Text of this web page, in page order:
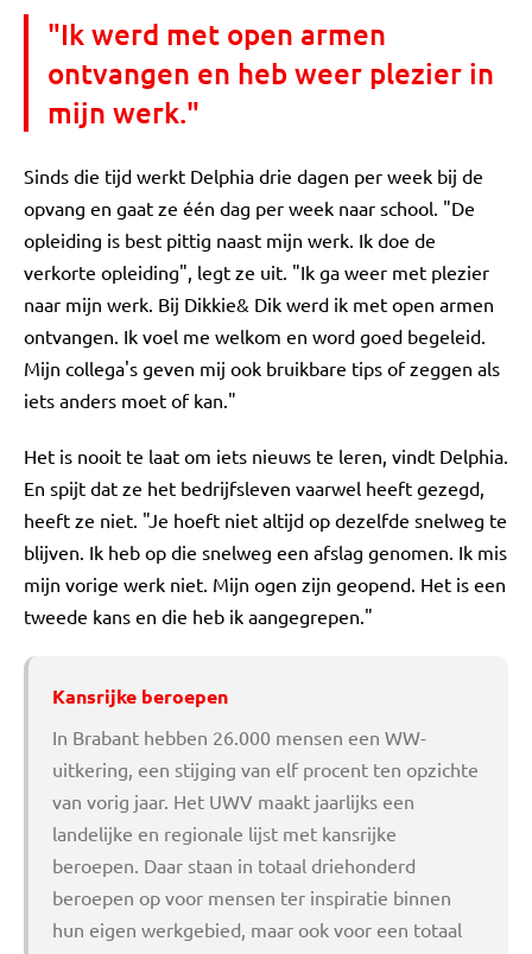
"Ik werd met open armen
ontvangen en heb weer plezier in
mijn werk."
Sinds die tijd werkt Delphia drie dagen per week bij de
opvang en gaat ze één dag per week naar school. "De
opleiding is best pittig naast mijn werk. Ik doe de
verkorte opleiding", legt ze uit. "Ik ga weer met plezier
naar mijn werk. Bij Dikkie& Dik werd ik met open armen
ontvangen. Ik voel me welkom en word goed begeleid.
Mijn collega's geven mij ook bruikbare tips of zeggen als
iets anders moet of kan."
Het is nooit te laat om iets nieuws te leren, vindt Delphia.
En spijt dat ze het bedrijfsleven vaarwel heeft gezegd,
heeft ze niet. "Je hoeft niet altijd op dezelfde snelweg te
blijven. Ik heb op die snelweg een afslag genomen. Ik mis
mijn vorige werk niet. Mijn ogen zijn geopend. Het is een
tweede kans en die heb ik aangegrepen."
Kansrijke beroepen
In Brabant hebben 26.000 mensen een WW-
uitkering, een stijging van elf procent ten opzichte
van vorig jaar. Het UWV maakt jaarlijks een
landelijke en regionale lijst met kansrijke
beroepen. Daar staan in totaal driehonderd
beroepen op voor mensen ter inspiratie binnen
hun eigen werkgebied, maar ook voor een totaal